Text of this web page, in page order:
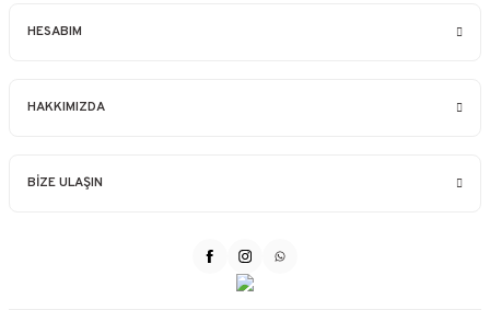
HESABIM
HAKKIMIZDA
BİZE ULAŞIN